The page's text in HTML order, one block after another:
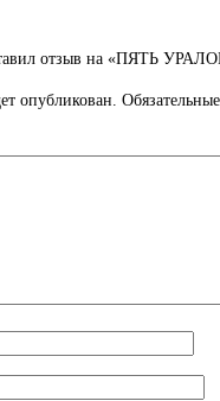
отзыв на «ПЯТЬ
опубликован.